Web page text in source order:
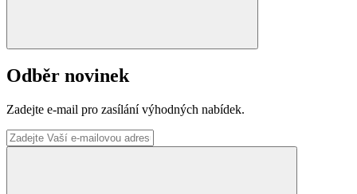
Odběr novinek
Zadejte e-mail pro zasílání výhodných nabídek.